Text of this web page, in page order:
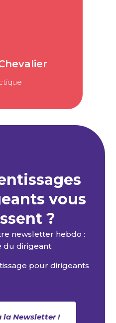
vous
?
newsletter hebdo :
du dirigeant.
pour dirigeants
la Newsletter !